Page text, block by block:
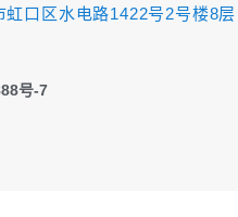
虹口区水电路1422号2号楼8层
号-7